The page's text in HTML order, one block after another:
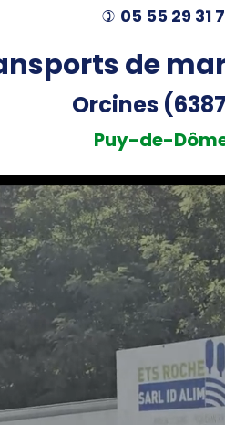
) 05 55 29 31
de
Orcines
Puy-de-